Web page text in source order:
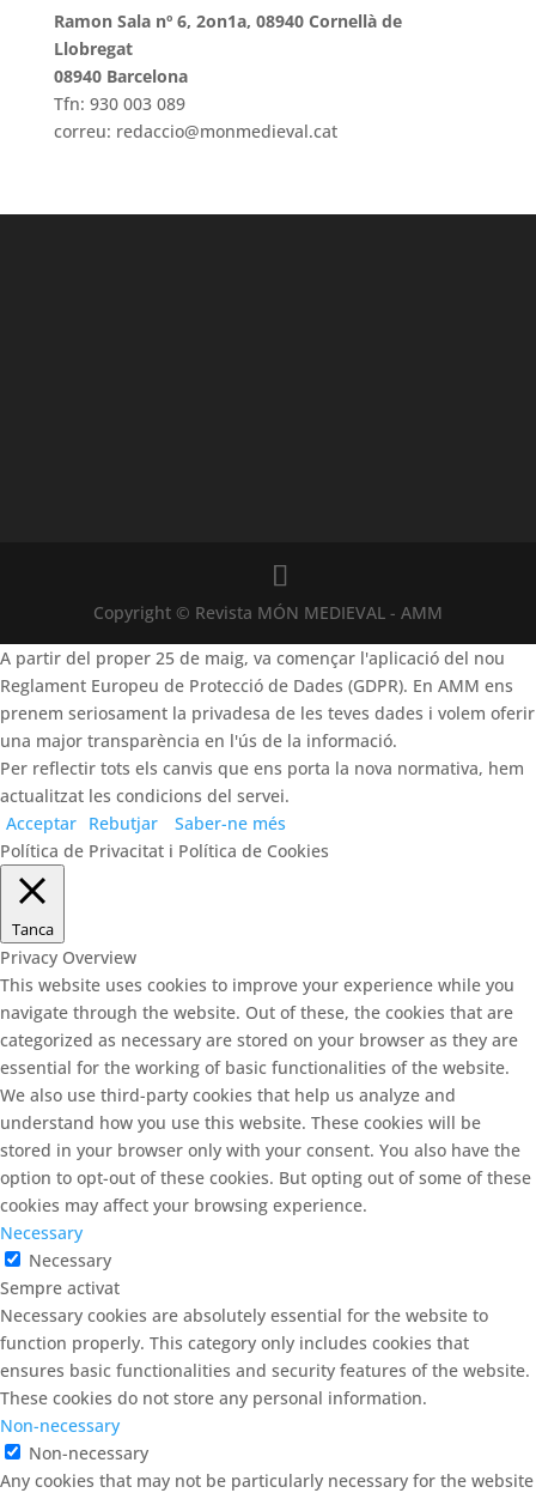
Ramon Sala nº 6, 2on1a, 08940 Cornellà de
Llobregat
08940 Barcelona
Tfn: 930 003 089
correu: redaccio@monmedieval.cat
Copyright © Revista MÓN MEDIEVAL - AMM
A partir del proper 25 de maig, va començar l'aplicació del nou
Reglament Europeu de Protecció de Dades (GDPR). En AMM ens
prenem seriosament la privadesa de les teves dades i volem oferir
una major transparència en l'ús de la informació.
Per reflectir tots els canvis que ens porta la nova normativa, hem
actualitzat les condicions del servei.
Acceptar Rebutjar
Saber-ne més
Política de Privacitat i Política de Cookies
Tanca
Privacy Overview
This website uses cookies to improve your experience while you
navigate through the website. Out of these, the cookies that are
categorized as necessary are stored on your browser as they are
essential for the working of basic functionalities of the website.
We also use third-party cookies that help us analyze and
understand how you use this website. These cookies will be
stored in your browser only with your consent. You also have the
option to opt-out of these cookies. But opting out of some of these
cookies may affect your browsing experience.
Necessary
Necessary
Sempre activat
Necessary cookies are absolutely essential for the website to
function properly. This category only includes cookies that
ensures basic functionalities and security features of the website.
These cookies do not store any personal information.
Non-necessary
Non-necessary
Any cookies that may not be particularly necessary for the website